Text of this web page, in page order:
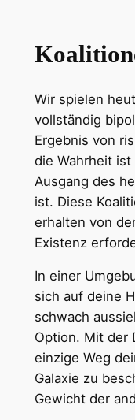
Wir spielen
vollständig
Ergebnis von
die Wahrheit
Ausgang des
ist. Diese
erhalten von
Existenz
In einer
sich auf deine
schwach
Option. Mit der
einzige Weg
Galaxie zu
Gewicht der